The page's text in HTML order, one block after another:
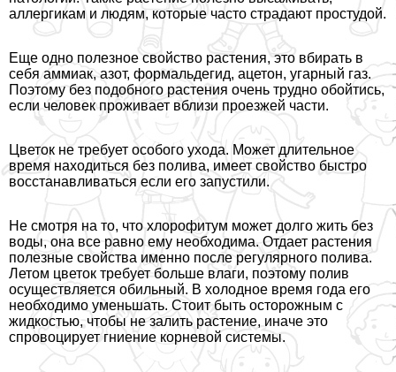
аллергикам и людям, которые часто страдают простудой.
Еще одно полезное свойство растения, это вбирать в
себя аммиак, азот, формальдегид, ацетон, угарный газ.
Поэтому без подобного растения очень трудно обойтись,
если человек проживает вблизи проезжей части.
Цветок не требует особого ухода. Может длительное
время находиться без полива, имеет свойство быстро
восстанавливаться если его запустили.
Не смотря на то, что хлорофитум может долго жить без
воды, она все равно ему необходима. Отдает растения
полезные свойства именно после регулярного полива.
Летом цветок требует больше влаги, поэтому полив
осуществляется обильный. В холодное время года его
необходимо уменьшать. Стоит быть осторожным с
жидкостью, чтобы не залить растение, иначе это
спровоцирует гниение корневой системы.